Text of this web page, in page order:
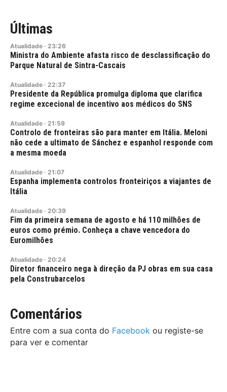
Últimas
Atualidade · 23:26
Ministra do Ambiente afasta risco de desclassificação do
Parque Natural de Sintra-Cascais
Atualidade · 22:37
Presidente da República promulga diploma que clarifica
regime excecional de incentivo aos médicos do SNS
Atualidade · 21:59
Controlo de fronteiras são para manter em Itália. Meloni
não cede a ultimato de Sánchez e espanhol responde com
a mesma moeda
Atualidade · 21:07
Espanha implementa controlos fronteiriços a viajantes de
Itália
Atualidade · 20:39
Fim da primeira semana de agosto e há 110 milhões de
euros como prémio. Conheça a chave vencedora do
Euromilhões
Atualidade · 20:24
Diretor financeiro nega à direção da PJ obras em sua casa
pela Construbarcelos
Comentários
Entre com a sua conta do Facebook ou registe-se
para ver e comentar